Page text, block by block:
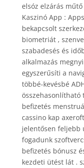
elsóz elzárás
Kaszinó App :
bekapcsolt
biometriát ,
szabadesés és
alkalmazás
egyszerűsíti a
többé-kevésbé
összehasonlítható
befizetés
cassino kap
jelentősen feljebb
fogadunk
befizetés bónusz
kezdeti ütést lát .